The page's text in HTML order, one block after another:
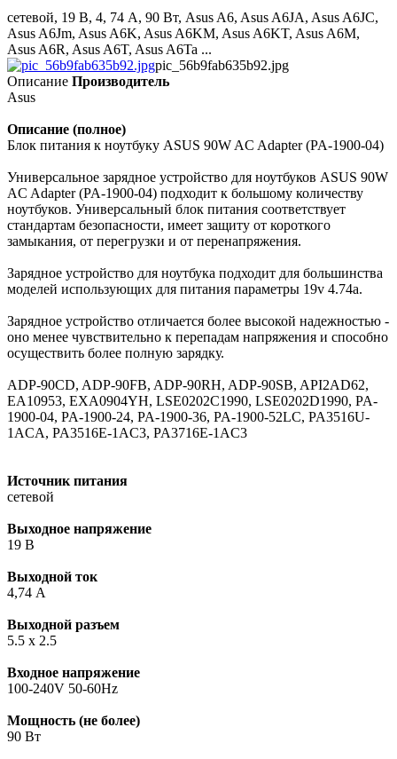
сетевой, 19 В, 4, 74 А, 90 Вт, Asus A6, Asus A6JA, Asus A6JC,
Asus A6Jm, Asus A6K, Asus A6KM, Asus A6KT, Asus A6M,
Asus A6R, Asus A6T, Asus A6Ta ...
pic_56b9fab635b92.jpg
Описание Производитель
Asus
Описание (полное)
Блок питания к ноутбуку ASUS 90W AC Adapter (PA-1900-04)
Универсальное зарядное устройство для ноутбуков ASUS 90W
AC Adapter (PA-1900-04) подходит к большому количеству
ноутбуков. Универсальный блок питания соответствует
стандартам безопасности, имеет защиту от короткого
замыкания, от перегрузки и от перенапряжения.
Зарядное устройство для ноутбука подходит для большинства
моделей использующих для питания параметры 19v 4.74a.
Зарядное устройство отличается более высокой надежностью -
оно менее чувствительно к перепадам напряжения и способно
осуществить более полную зарядку.
ADP-90CD, ADP-90FB, ADP-90RH, ADP-90SB, API2AD62,
EA10953, EXA0904YH, LSE0202C1990, LSE0202D1990, PA-
1900-04, PA-1900-24, PA-1900-36, PA-1900-52LC, PA3516U-
1ACA, PA3516E-1AC3, PA3716E-1AC3
Источник питания
сетевой
Выходное напряжение
19 В
Выходной ток
4,74 А
Выходной разъем
5.5 x 2.5
Входное напряжение
100-240V 50-60Hz
Мощность (не более)
90 Вт